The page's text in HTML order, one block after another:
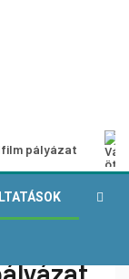
pályázat